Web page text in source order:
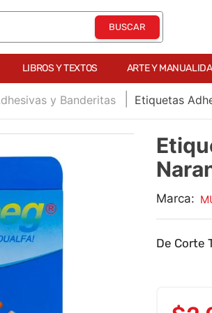
LIBROS Y TEXTOS ARTE Y
y Banderitas Etiquetas
Marca:
De Corte